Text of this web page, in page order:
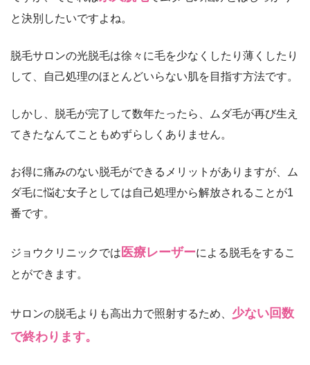
と決別したいですよね。
脱毛サロンの光脱毛は徐々に毛を少なくしたり薄くしたり
して、自己処理のほとんどいらない肌を目指す方法です。
しかし、脱毛が完了して数年たったら、ムダ毛が再び生え
てきたなんてこともめずらしくありません。
お得に痛みのない脱毛ができるメリットがありますが、ム
ダ毛に悩む女子としては自己処理から解放されることが1
番です。
ジョウクリニックでは 医療レーザーによる脱毛をするこ
とができます。
サロンの脱毛よりも高出力で照射するため、 少ない回数
で終わります。